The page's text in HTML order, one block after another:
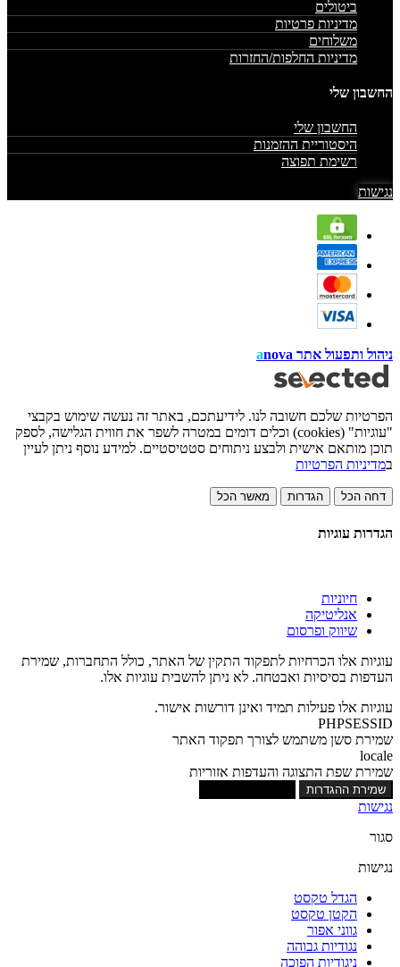
ביטולים
מדיניות פרטיות
משלוחים
מדיניות החלפות/החזרות
החשבון שלי
החשבון שלי
היסטוריית ההזמנות
רשימת תפוצה
נגישות
ניהול ותפעול אתר anova
הפרטיות שלכם חשובה לנו. לידיעתכם, באתר זה נעשה שימוש בקבצי
"עוגיות" (cookies) וכלים דומים במטרה לשפר את חווית הגלישה, לספק
תוכן מותאם אישית ולבצע ניתוחים סטטיסטיים. למידע נוסף ניתן לעיין
במדיניות הפרטיות
דחה הכל הגדרות מאשר הכל
הגדרות עוגיות
חיוניות
אנליטיקה
שיווק ופרסום
עוגיות אלו הכרחיות לתפקוד התקין של האתר, כולל התחברות, שמירת
העדפות בסיסיות ואבטחה. לא ניתן להשבית עוגיות אלו.
עוגיות אלו פעילות תמיד ואינן דורשות אישור.
PHPSESSID
שמירת סשן משתמש לצורך תפקוד האתר
locale
שמירת שפת התצוגה והעדפות אזוריות
שמירת ההגדרות
נגישות
סגור
נגישות
הגדל טקסט
הקטן טקסט
גווני אפור
נגודיות גבוהה
ניגודיות הפוכה